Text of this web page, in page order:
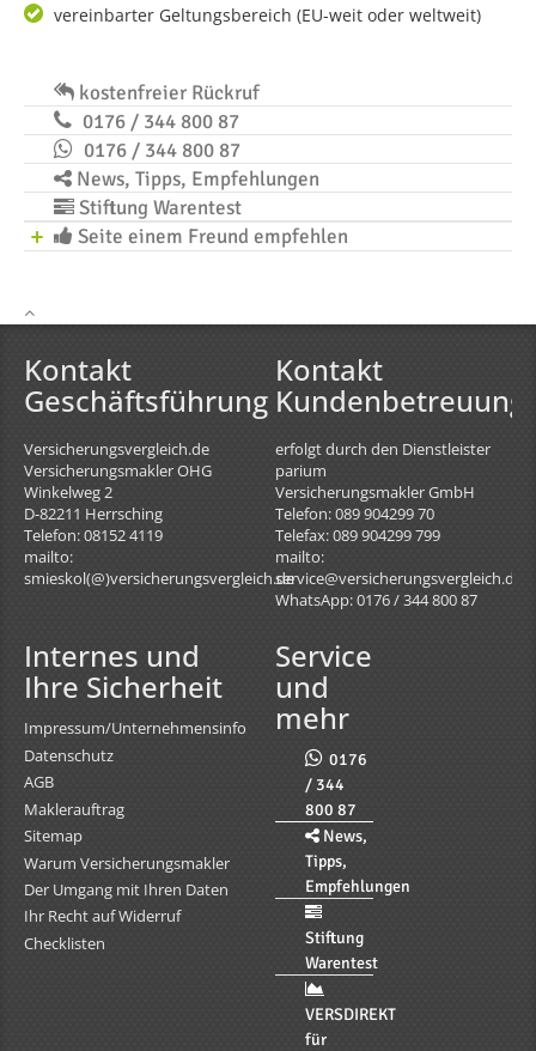
vereinbarter Geltungsbereich (EU-weit oder weltweit)
kostenfreier Rückruf
0176 / 344 800 87
0176 / 344 800 87
News, Tipps, Empfehlungen
Stiftung Warentest
Seite einem Freund empfehlen
Kontakt
Geschäftsführung
Versicherungsvergleich.de
Versicherungsmakler OHG
Winkelweg 2
D-82211 Herrsching
Telefon: 08152 4119
mailto:
smieskol(@)versicherungsvergleich.de
Kontakt
Kundenbetreuung
erfolgt durch den Dienstleister
parium
Versicherungsmakler GmbH
Telefon: 089 904299 70
Telefax: 089 904299 799
mailto:
service@versicherungsvergleich.de
WhatsApp: 0176 / 344 800 87
Internes und
Ihre Sicherheit
Impressum/Unternehmensinfo
Datenschutz
AGB
Maklerauftrag
Sitemap
Warum Versicherungsmakler
Der Umgang mit Ihren Daten
Ihr Recht auf Widerruf
Checklisten
Service
und
mehr
0176
/ 344
800 87
News,
Tipps,
Empfehlungen
Stiftung
Warentest
VERSDIREKT
für